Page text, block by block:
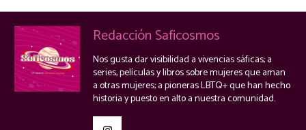
Redacción Saficosmos
Nos gusta dar visibilidad a vivencias sáficas; a
series, películas y libros sobre mujeres que aman
a otras mujeres; a pioneras LBTQ+ que han hecho
historia y puesto en alto a nuestra comunidad.